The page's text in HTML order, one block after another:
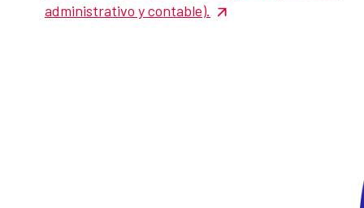
administrativo y contable).